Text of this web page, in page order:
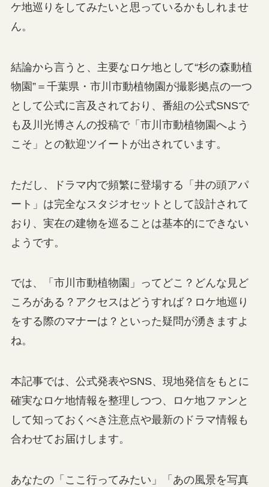
ケ地巡りをしてみたいと思っているかもしれませ
ん。
結論から言うと、主要なロケ地として“杉の森動植
物園”＝千葉県・市川市動植物園が撮影拠点の一つ
として公式に言及されており、番組の公式SNSで
も及川光博さんの投稿で「市川市動植物園へよう
こそ」との歓迎ツイートが出されています。
ただし、ドラマ内で頻繁に登場する「井の頭アパ
ート」は完全なスタジオセットとして設計されて
おり、実在の建物を巡ることは基本的にできない
ようです。
では、「市川市動植物園」ってどこ？どんな見ど
ころがある？アクセスはどうすれば？ロケ地巡り
をする際のマナーは？といった疑問が湧きますよ
ね。
本記事では、公式発表やSNS、現地発信をもとに
確実なロケ地情報を整理しつつ、ロケ地ファンと
して知っておくべき注意点や最新のドラマ情報も
合わせてお届けします。
あなたの「ここ行ってみたい」「あの風景を写真